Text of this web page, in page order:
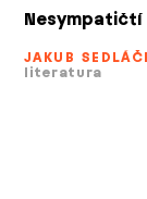
JAKUB
literatura